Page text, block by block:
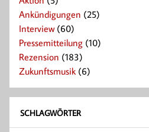
Ankündigungen (25)
Interview(60)
Pressemitteilung (10)
Rezension (183)
Zukunftsmusik(6)
SCHLAGWÖRTER